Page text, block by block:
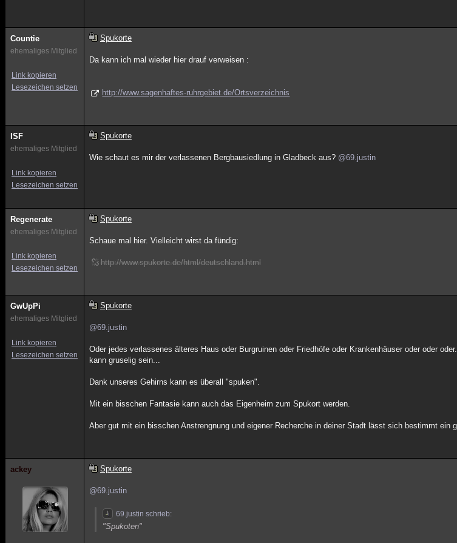
Countie
ehemaliges Mitglied
Link kopieren
Lesezeichen setzen
Spukorte
Da kann ich mal wieder hier drauf verweisen :
http://www.sagenhaftes-ruhrgebiet.de/Ortsverzeichnis
ISF
ehemaliges Mitglied
Link kopieren
Lesezeichen setzen
Spukorte
Wie schaut es mir der verlassenen Bergbausiedlung in Gladbeck aus? @69.justin
Regenerate
ehemaliges Mitglied
Link kopieren
Lesezeichen setzen
Spukorte
Schaue mal hier. Vielleicht wirst da fündig:
http://www.spukorte.de/html/deutschland.html
GwUpPi
ehemaliges Mitglied
Link kopieren
Lesezeichen setzen
Spukorte
@69.justin
Oder jedes verlassenes älteres Haus oder Burgruinen oder Friedhöfe oder Krankenhäuser oder oder
kann gruselig sein...
Dank unseres Gehirns kann es überall "spuken".
Mit ein bisschen Fantasie kann auch das Eigenheim zum Spukort werden.
Aber gut mit ein bisschen Anstrengnung und eigener Recherche in deiner Stadt lässt sich bestimmt ein
ackey Spukorte
@69.justin
69.justin schrieb:
"Spukoten"